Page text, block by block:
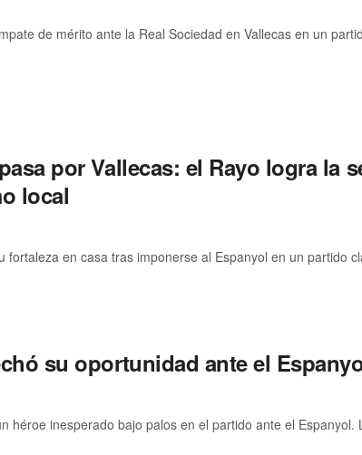
de mérito ante la Real Sociedad en Vallecas en un
por Vallecas: el Rayo logra la
local
fortaleza en casa tras imponerse al Espanyol en un partido
su oportunidad ante el
héroe inesperado bajo palos en el partido ante el Espanyol.